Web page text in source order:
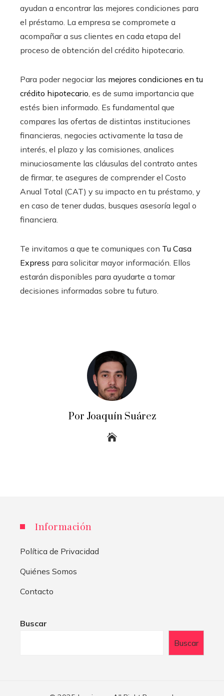
ayudan a encontrar las mejores condiciones para
el préstamo. La empresa se compromete a
acompañar a sus clientes en cada etapa del
proceso de obtención del crédito hipotecario.
Para poder negociar las mejores condiciones en tu
crédito hipotecario, es de suma importancia que
estés bien informado. Es fundamental que
compares las ofertas de distintas instituciones
financieras, negocies activamente la tasa de
interés, el plazo y las comisiones, analices
minuciosamente las cláusulas del contrato antes
de firmar, te asegures de comprender el Costo
Anual Total (CAT) y su impacto en tu préstamo, y
en caso de tener dudas, busques asesoría legal o
financiera.
Te invitamos a que te comuniques con Tu Casa
Express para solicitar mayor información. Ellos
estarán disponibles para ayudarte a tomar
decisiones informadas sobre tu futuro.
Por Joaquín Suárez
Información
Política de Privacidad
Quiénes Somos
Contacto
Buscar
Buscar